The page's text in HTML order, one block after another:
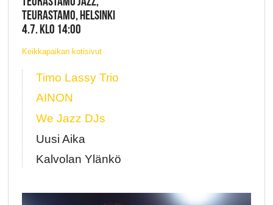
TEURASTAMO, HELSINKI
4.7. KLO 14:00
Keikkapaikan kotisivut
Timo Lassy Trio
AINON
We Jazz DJs
Uusi Aika
Kalvolan Ylänkö